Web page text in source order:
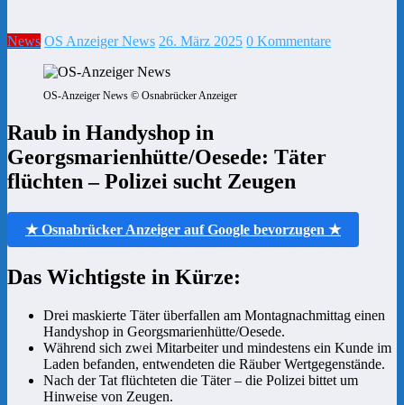
News OS Anzeiger News 26. März 2025 0 Kommentare
OS-Anzeiger News © Osnabrücker Anzeiger
Raub in Handyshop in
Georgsmarienhütte/Oesede: Täter
flüchten – Polizei sucht Zeugen
★ Osnabrücker Anzeiger auf Google bevorzugen ★
Das Wichtigste in Kürze:
Drei maskierte Täter überfallen am Montagnachmittag einen
Handyshop in Georgsmarienhütte/Oesede.
Während sich zwei Mitarbeiter und mindestens ein Kunde im
Laden befanden, entwendeten die Räuber Wertgegenstände.
Nach der Tat flüchteten die Täter – die Polizei bittet um
Hinweise von Zeugen.